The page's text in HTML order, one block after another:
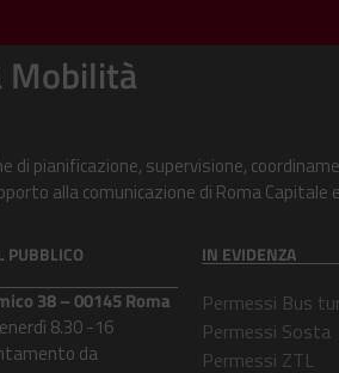
Mobilità
pianificazione, supervisione,
alla comunicazione di Roma Capitale
PUBBLICO
38 – 00145 Roma
8.30 -16
da
IN EVIDENZA
Permessi Bus
Permessi Sosta
Permessi ZTL